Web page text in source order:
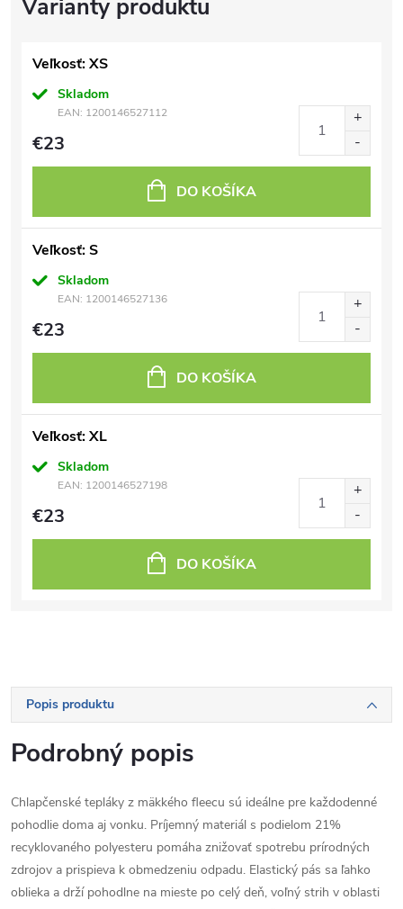
Veľkosť: XS
Skladom
EAN: 1200146527112
€23
DO KOŠÍKA
Veľkosť: S
Skladom
EAN: 1200146527136
€23
DO KOŠÍKA
Veľkosť: XL
Skladom
EAN: 1200146527198
€23
DO KOŠÍKA
Popis produktu
Podrobný popis
Chlapčenské tepláky z mäkkého fleecu sú ideálne pre každodenné
pohodlie doma aj vonku. Príjemný materiál s podielom 21%
recyklovaného polyesteru pomáha znižovať spotrebu prírodných
zdrojov a prispieva k obmedzeniu odpadu. Elastický pás sa ľahko
oblieka a drží pohodlne na mieste po celý deň, voľný strih v oblasti